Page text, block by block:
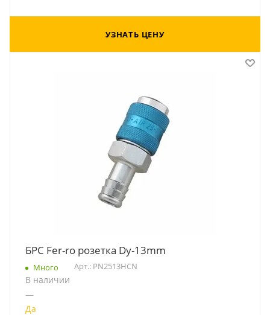
УЗНАТЬ ЦЕНУ
БРС Fer-ro розетка Dy-13mm
Много Арт.: PN2513HCN
В наличии
—
Да